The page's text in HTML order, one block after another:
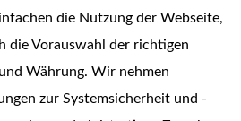
die Nutzung der Webseite,
die Vorauswahl der richtigen
Währung. Wir nehmen
zur Systemsicherheit und -